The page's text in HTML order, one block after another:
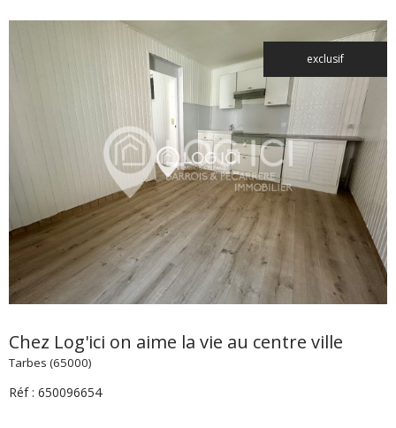
exclusif
Chez Log'ici on aime la vie au centre ville
Tarbes (65000)
Réf : 650096654